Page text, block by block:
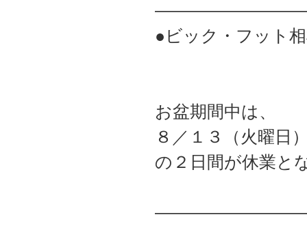
●ビック・フット
お盆期間中は、
８／１３（火曜日
の２日間が休業と